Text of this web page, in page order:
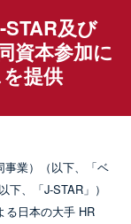
及び
資本参加に
提供
事業）（以下、「ベ
、「J-STAR」）
る日本の大手 HR